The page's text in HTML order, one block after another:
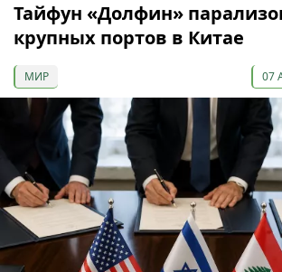
Тайфун «Долфин»
крупных портов в Китае
МИР 07